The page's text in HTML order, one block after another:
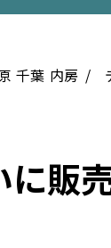
千葉 内房
販